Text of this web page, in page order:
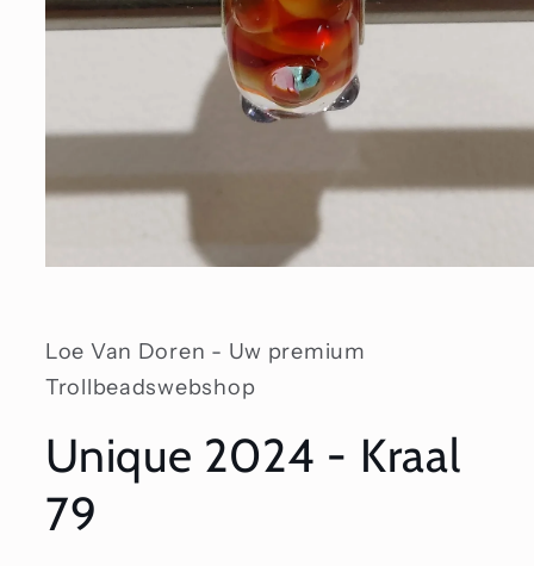
modaal
Loe Van Doren - Uw premium
Trollbeadswebshop
Unique 2024 - Kraal
79